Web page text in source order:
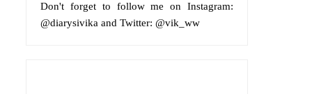
Don't forget to follow me on Instagram:
@diarysivika and Twitter: @vik_ww